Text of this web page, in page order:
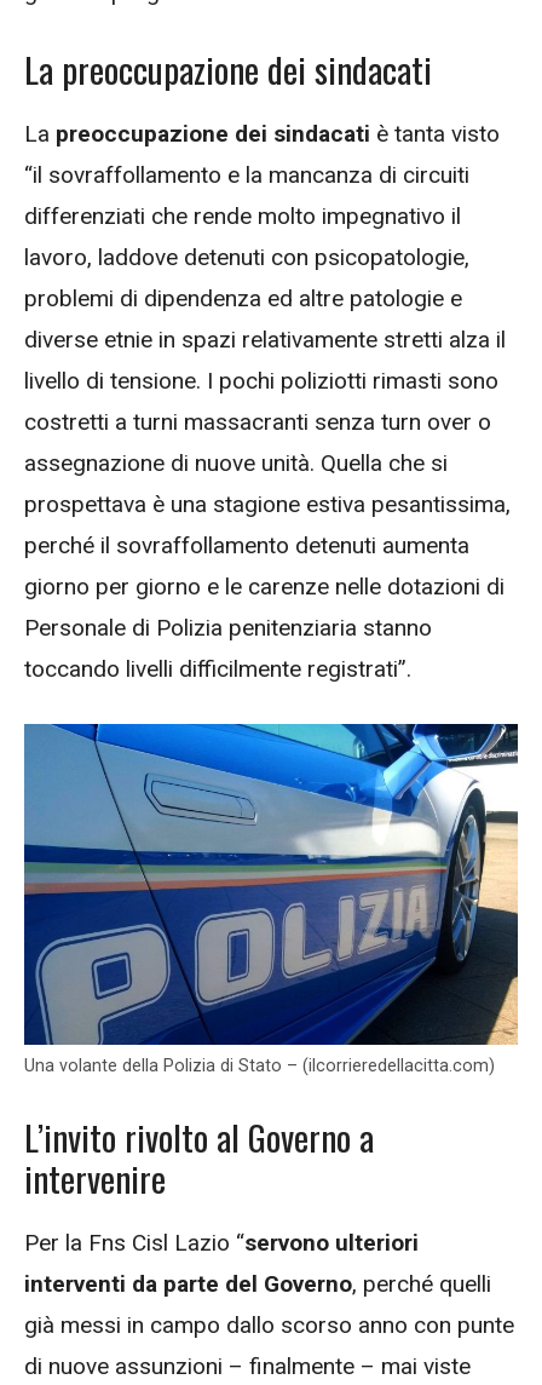
La preoccupazione dei sindacati
La preoccupazione dei sindacati è tanta visto
“il sovraffollamento e la mancanza di circuiti
differenziati che rende molto impegnativo il
lavoro, laddove detenuti con psicopatologie,
problemi di dipendenza ed altre patologie e
diverse etnie in spazi relativamente stretti alza il
livello di tensione. I pochi poliziotti rimasti sono
costretti a turni massacranti senza turn over o
assegnazione di nuove unità. Quella che si
prospettava è una stagione estiva pesantissima,
perché il sovraffollamento detenuti aumenta
giorno per giorno e le carenze nelle dotazioni di
Personale di Polizia penitenziaria stanno
toccando livelli difficilmente registrati”.
Una volante della Polizia di Stato – (ilcorrieredellacitta.com)
L’invito rivolto al Governo a
intervenire
Per la Fns Cisl Lazio “servono ulteriori
interventi da parte del Governo, perché quelli
già messi in campo dallo scorso anno con punte
di nuove assunzioni – finalmente – mai viste